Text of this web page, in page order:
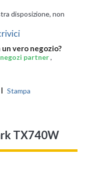
disposizione, non
vero negozio?
negozi partner,
Stampa
TX740W